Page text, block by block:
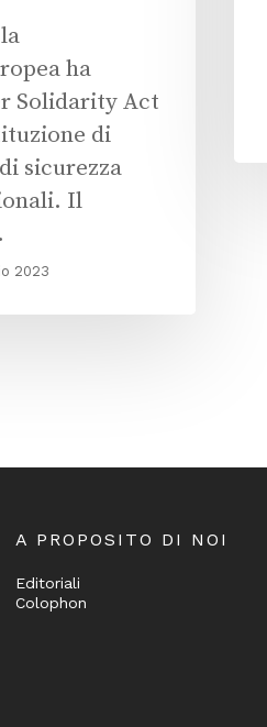
ha
Solidarity Act
di
sicurezza
Il
2023
A PROPOSITO DI NOI
Editoriali
Colophon